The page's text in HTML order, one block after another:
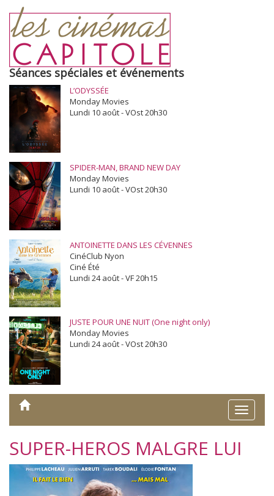
Séances spéciales et événements
L’ODYSSÉE
Monday Movies
Lundi 10 août - VOst 20h30
SPIDER-MAN, BRAND NEW DAY
Monday Movies
Lundi 10 août - VOst 20h30
ANTOINETTE DANS LES CÉVENNES
CinéClub Nyon
Ciné Été
Lundi 24 août - VF 20h15
JUSTE POUR UNE NUIT (One night only)
Monday Movies
Lundi 24 août - VOst 20h30
Toggle
SUPER-HEROS MALGRE LUI